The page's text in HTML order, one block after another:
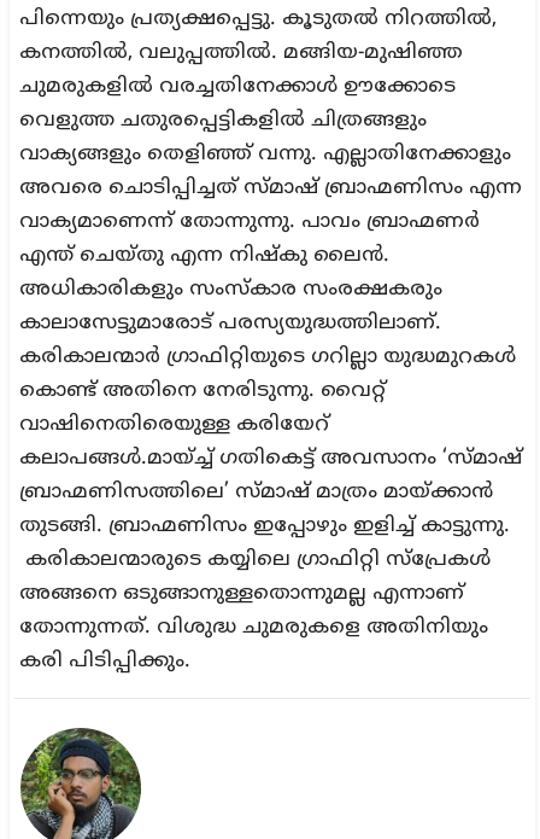
പിന്നെയും പ്രത്യക്ഷപ്പെട്ടു. കൂടുതൽ നിറത്തിൽ,
കനത്തിൽ, വലുപ്പത്തിൽ. മങ്ങിയ-മുഷിഞ്ഞ
ചുമരുകളിൽ വരച്ചതിനേക്കാൾ ഊക്കോടെ
വെളുത്ത ചതുരപ്പെട്ടികളിൽ ചിത്രങ്ങളും
വാക്യങ്ങളും തെളിഞ്ഞ് വന്നു. എല്ലാതിനേക്കാളും
അവരെ ചൊടിപ്പിച്ചത് സ്മാഷ് ബ്രാഹ്മണിസം എന്ന
വാക്യമാണെന്ന് തോന്നുന്നു. പാവം ബ്രാഹ്മണർ
എന്ത് ചെയ്തു എന്ന നിഷ്കു ലൈൻ.
അധികാരികളും സംസ്കാര സംരക്ഷകരും
കാലാസേട്ടുമാരോട് പരസ്യയുദ്ധത്തിലാണ്.
കരികാലന്മാർ ഗ്രാഫിറ്റിയുടെ ഗറില്ലാ യുദ്ധമുറകൾ
കൊണ്ട് അതിനെ നേരിടുന്നു. വൈറ്റ്
വാഷിനെതിരെയുള്ള കരിയേറ്
കലാപങ്ങൾ.മായ്ച്ച് ഗതികെട്ട് അവസാനം ‘സ്മാഷ്
ബ്രാഹ്മണിസത്തിലെ’ സ്മാഷ് മാത്രം മായ്ക്കാൻ
തുടങ്ങി. ബ്രാഹ്മണിസം ഇപ്പോഴും ഇളിച്ച് കാട്ടുന്നു.
കരികാലന്മാരുടെ കയ്യിലെ ഗ്രാഫിറ്റി സ്പ്രേകൾ
അങ്ങനെ ഒടുങ്ങാനുള്ളതൊന്നുമല്ല എന്നാണ്
തോന്നുന്നത്. വിശുദ്ധ ചുമരുകളെ അതിനിയും
കരി പിടിപ്പിക്കും.